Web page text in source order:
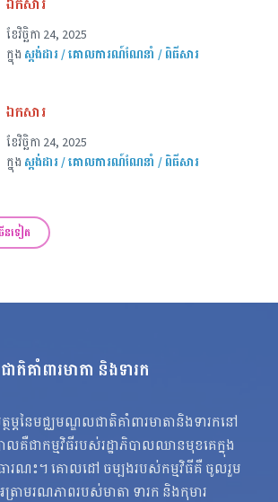
ខែ​វិច្ឆិកា 24, 2025
ក្នុង ស្តង់ដារ / គោលការណ៍ណែនាំ / ពិធីសារ
ឯកសារ
ខែ​វិច្ឆិកា 24, 2025
ក្នុង ស្តង់ដារ / គោលការណ៍ណែនាំ / ពិធីសារ
ើនទៀត
គាំពារមាតា និងទារក
ថម្ភនៃមជ្ឈមណ្ឌលជាតិគាំពារមាតានិងទារកនៅ
គឺជាកម្មវិធីរបស់រដ្ឋាភិបាលឈានមុខគេក្នុង
រណះ។ គោលដៅ ចម្បងរបស់កម្មវិធីគឺ ចូលរួម
ាមរណភាពរបស់មាតា ទារក និងកុមារ